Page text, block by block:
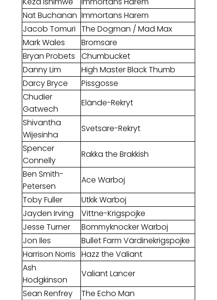
Nat Buchanan Immortans Harem
Jacob Tomuri The Dogman / Mad Max
Mark Wales
Bromsare
Bryan Probets
Chumbucket
Danny Lim
High Master Black Thumb
Darcy Bryce
Pissgosse
Chudier
Gatwech
Elände-Rekryt
Shivantha
Wijesinha
Svetsare-Rekryt
Spencer
Connelly
Rakka the Brakkish
Ben Smith-
Petersen
Ace Warboj
Toby Fuller
Utkik Warboj
Jayden Irving
Vittne-Krigspojke
Jesse Turner
Bommyknocker Warboj
Jon Iles
Bullet Farm Värdinekrigspojke
Harrison Norris Hazz the Valiant
Ash
Hodgkinson
Valiant Lancer
Sean Renfrey
The Echo Man